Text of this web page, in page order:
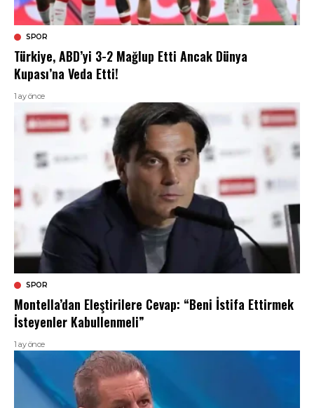
SPOR
Türkiye, ABD’yi 3-2 Mağlup Etti Ancak Dünya
Kupası’na Veda Etti!
1 ay önce
SPOR
Montella’dan Eleştirilere Cevap: “Beni İstifa Ettirmek
İsteyenler Kabullenmeli”
1 ay önce